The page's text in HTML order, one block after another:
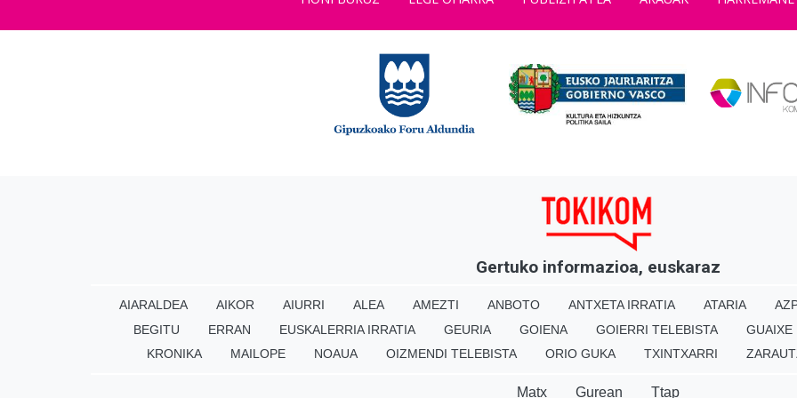
Gertuko informazioa, euskaraz
AIARALDEA AIKOR AIURRI ALEA AMEZTI ANBOTO ANTXETA IRRATIA ATARIA
BEGITU
ERRAN EUSKALERRIA IRRATIA GEURIA GOIENA GOIERRI TELEBISTA
GUAIXE
KRONIKA
MAILOPE NOAUA OIZMENDI TELEBISTA ORIO GUKA TXINTXARRI
Matx Gurean Ttap